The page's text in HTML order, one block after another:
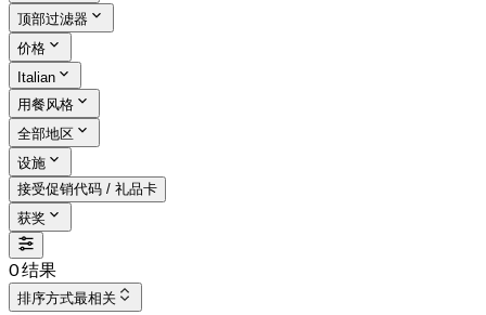
顶部过滤器
价格
Italian
用餐风格
全部地区
设施
接受促销代码 / 礼品卡
获奖
0 结果
排序方式最相关